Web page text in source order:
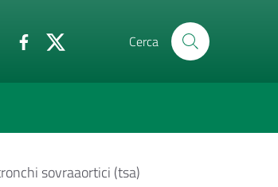
Cerca
sovraaortici (tsa)